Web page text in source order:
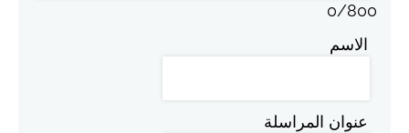
0/800
الاسم
عنوان المراسلة